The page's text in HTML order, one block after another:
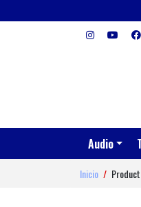
Audio
Inicio